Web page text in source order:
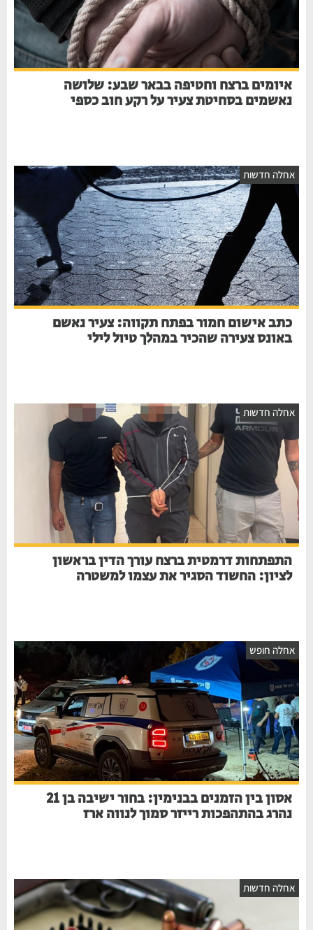
איומים ברצח וחטיפה בבאר שבע: שלושה
נאשמים בסחיטת צעיר על רקע חוב כספי
חדשות
כתב אישום חמור בפתח תקווה: צעיר נאשם
באונס צעירה שהכיר במהלך טיול לילי
חדשות
התפתחות דרמטית ברצח עורך הדין בראשון
לציון: החשוד הסגיר את עצמו למשטרה
חופש
אסון בין הזמנים בבנימין: בחור ישיבה בן 21
נהרג בהתהפכות רייזר סמוך לנווה ארז
חדשות